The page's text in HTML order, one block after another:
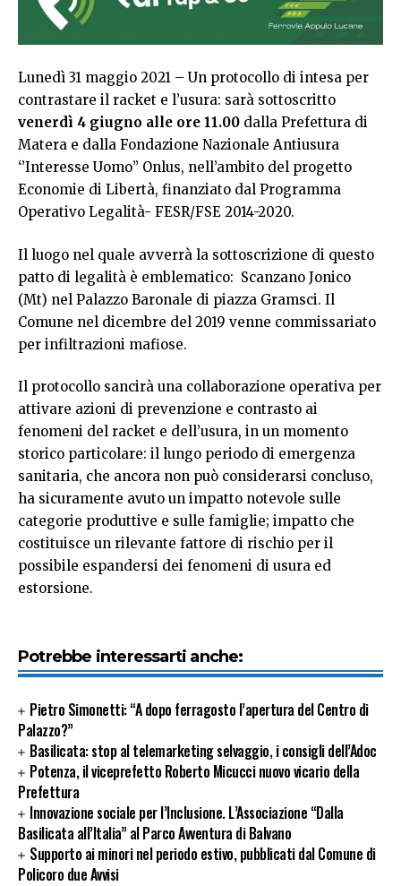
Lunedì 31 maggio 2021 – Un protocollo di intesa per
contrastare il racket e l’usura: sarà sottoscritto
venerdì 4 giugno alle ore 11.00 dalla Prefettura di
Matera e dalla Fondazione Nazionale Antiusura
‘’Interesse Uomo’’ Onlus, nell’ambito del progetto
Economie di Libertà, finanziato dal Programma
Operativo Legalità- FESR/FSE 2014-2020.
Il luogo nel quale avverrà la sottoscrizione di questo
patto di legalità è emblematico: Scanzano Jonico
(Mt) nel Palazzo Baronale di piazza Gramsci. Il
Comune nel dicembre del 2019 venne commissariato
per infiltrazioni mafiose.
Il protocollo sancirà una collaborazione operativa per
attivare azioni di prevenzione e contrasto ai
fenomeni del racket e dell’usura, in un momento
storico particolare: il lungo periodo di emergenza
sanitaria, che ancora non può considerarsi concluso,
ha sicuramente avuto un impatto notevole sulle
categorie produttive e sulle famiglie; impatto che
costituisce un rilevante fattore di rischio per il
possibile espandersi dei fenomeni di usura ed
estorsione.
Potrebbe interessarti anche:
Pietro Simonetti: “A dopo ferragosto l’apertura del Centro di
Palazzo?”
Basilicata: stop al telemarketing selvaggio, i consigli dell’Adoc
Potenza, il viceprefetto Roberto Micucci nuovo vicario della
Prefettura
Innovazione sociale per l’Inclusione. L’Associazione “Dalla
Basilicata all’Italia” al Parco Avventura di Balvano
Supporto ai minori nel periodo estivo, pubblicati dal Comune di
Policoro due Avvisi